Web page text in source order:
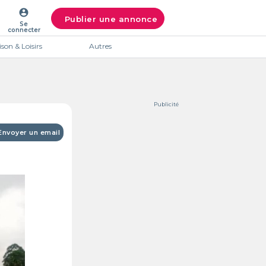
account_circle
Se
connecter
Publier une annonce
& Loisirs Autres
un email
Publicité